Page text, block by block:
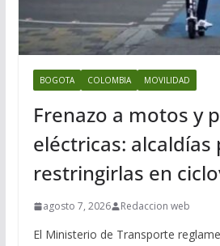
BOGOTA COLOMBIA MOVILIDAD
Frenazo a motos y
eléctricas: alcaldías
restringirlas en
agosto 7, 2026 Redaccion web
El Ministerio de Transporte